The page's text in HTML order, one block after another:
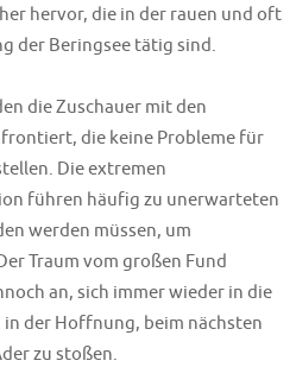
hervor, die in der rauen und oft
der Beringsee tätig sind.
die Zuschauer mit den
die keine Probleme für
Die extremen
führen häufig zu unerwarteten
werden müssen, um
Traum vom großen Fund
an, sich immer wieder in die
in der Hoffnung, beim nächsten
zu stoßen.